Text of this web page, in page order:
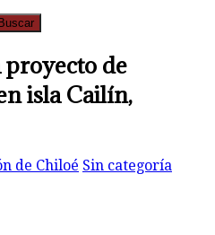
proyecto de
isla Cailín,
de Chiloé Sin categoría